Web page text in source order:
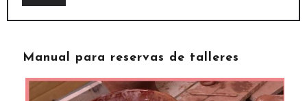
Manual para reservas de talleres